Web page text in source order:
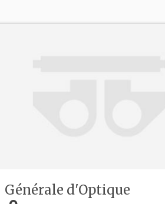
Générale d'Optique